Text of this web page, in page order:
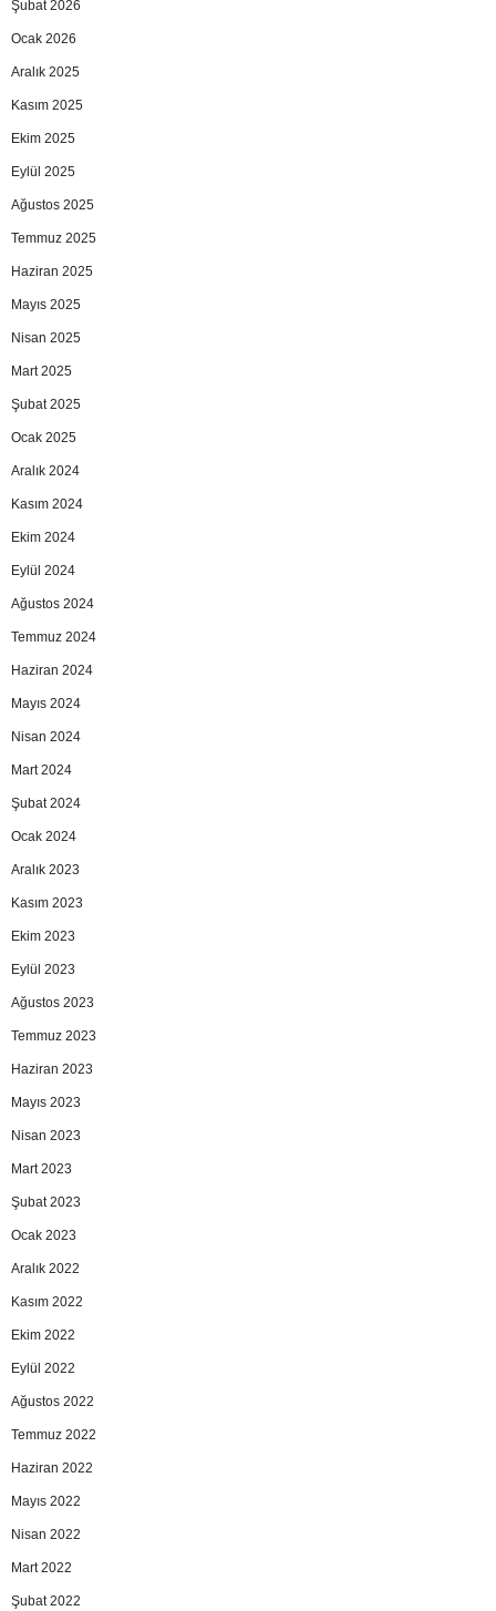
Şubat 2026
Ocak 2026
Aralık 2025
Kasım 2025
Ekim 2025
Eylül 2025
Ağustos 2025
Temmuz 2025
Haziran 2025
Mayıs 2025
Nisan 2025
Mart 2025
Şubat 2025
Ocak 2025
Aralık 2024
Kasım 2024
Ekim 2024
Eylül 2024
Ağustos 2024
Temmuz 2024
Haziran 2024
Mayıs 2024
Nisan 2024
Mart 2024
Şubat 2024
Ocak 2024
Aralık 2023
Kasım 2023
Ekim 2023
Eylül 2023
Ağustos 2023
Temmuz 2023
Haziran 2023
Mayıs 2023
Nisan 2023
Mart 2023
Şubat 2023
Ocak 2023
Aralık 2022
Kasım 2022
Ekim 2022
Eylül 2022
Ağustos 2022
Temmuz 2022
Haziran 2022
Mayıs 2022
Nisan 2022
Mart 2022
Şubat 2022